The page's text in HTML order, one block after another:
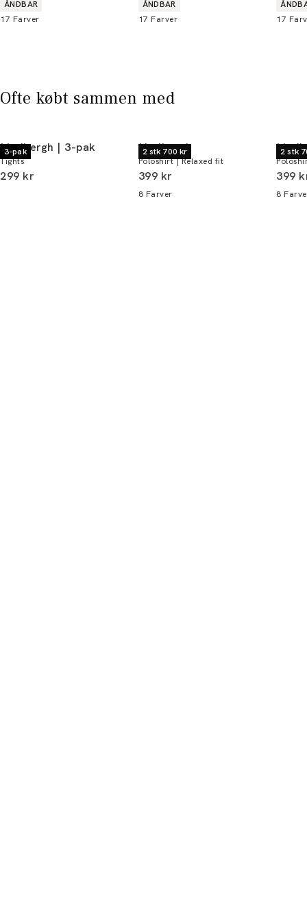
ÅNDBAR
17 Farver
ÅNDBAR
17 Farver
17
Ofte købt sammen med
3-pak
Lindbergh | 3-pak
Tights
I alt (inkl. rabat)
299 kr
2 stk 700 kr
Lindbergh
Poloshirt | Relaxed fit
I alt (inkl. rabat)
399 kr
8 Farver
2 stk
I alt
399
8